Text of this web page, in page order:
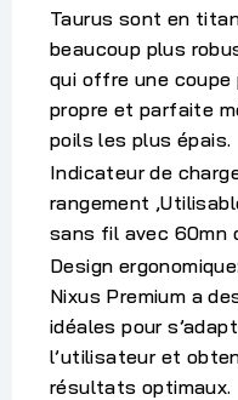
Taurus sont en
beaucoup plus
qui offre une
propre et parfaite
poils les plus épais.
Indicateur de
rangement
sans fil avec 60mn
Design ergonomique:
Nixus Premium a
idéales pour
l’utilisateur et
résultats optimaux.